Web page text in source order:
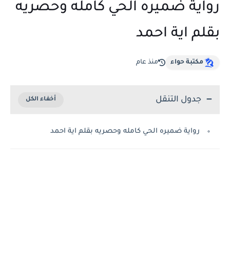
رواية ضميره الحي كامله وحصريه
بقلم اية احمد
مكتبة حواء منذ عام
جدول التنقل
رواية ضميره الحي كامله وحصريه بقلم اية احمد